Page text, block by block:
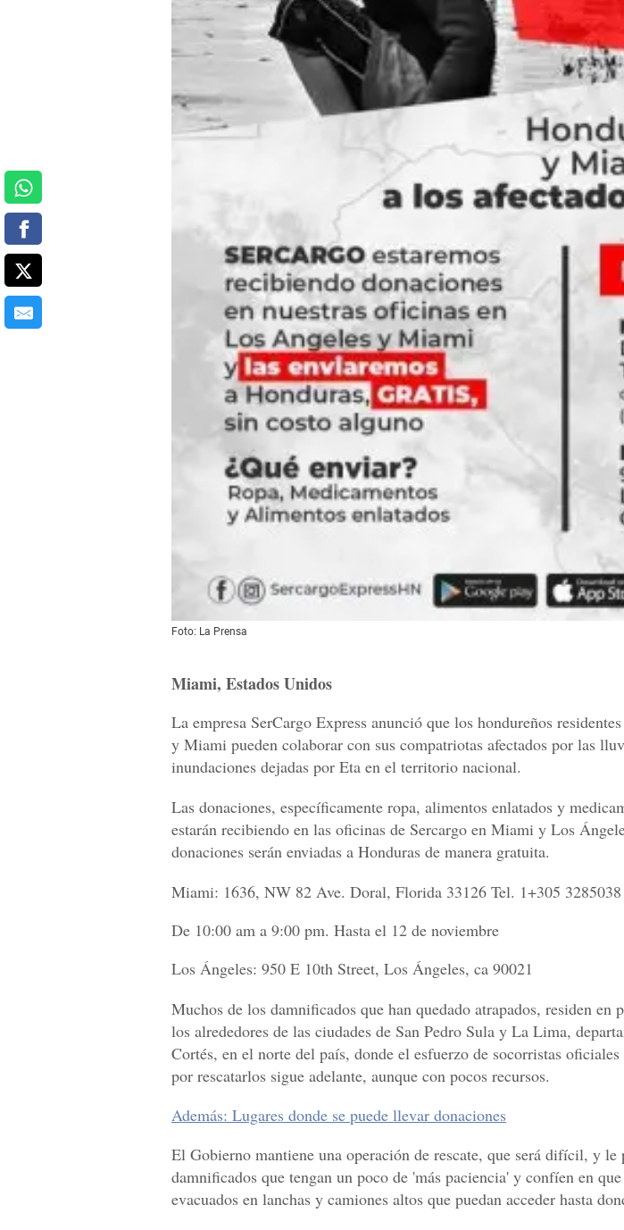
Foto: La Prensa
Miami, Estados Unidos
La empresa SerCargo Express anunció que los hondureños
y Miami pueden colaborar con sus compatriotas afectados por las
inundaciones dejadas por Eta en el territorio nacional.
Las donaciones, específicamente ropa, alimentos enlatados y
estarán recibiendo en las oficinas de Sercargo en Miami y Los
donaciones serán enviadas a Honduras de manera gratuita.
Miami: 1636, NW 82 Ave. Doral, Florida 33126 Tel. 1+305 3285038
De 10:00 am a 9:00 pm. Hasta el 12 de noviembre
Los Ángeles: 950 E 10th Street, Los Ángeles, ca 90021
Muchos de los damnificados que han quedado atrapados, residen en
los alrededores de las ciudades de San Pedro Sula y La Lima,
Cortés, en el norte del país, donde el esfuerzo de socorristas
por rescatarlos sigue adelante, aunque con pocos recursos.
Además: Lugares donde se puede llevar donaciones
El Gobierno mantiene una operación de rescate, que será difícil, y le
damnificados que tengan un poco de 'más paciencia' y confíen en
evacuados en lanchas y camiones altos que puedan acceder hasta